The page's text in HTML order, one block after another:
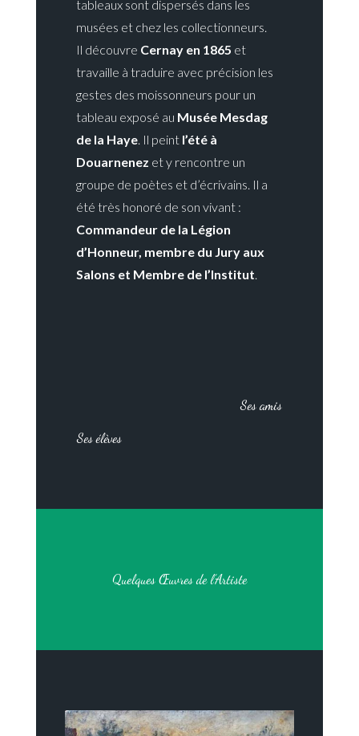
tableaux sont dispersés dans les
musées et chez les collectionneurs.
Il découvre Cernay en 1865 et
travaille à traduire avec précision les
gestes des moissonneurs pour un
tableau exposé au Musée Mesdag
de la Haye. Il peint l’été à
Douarnenez et y rencontre un
groupe de poètes et d’écrivains. Il a
été très honoré de son vivant :
Commandeur de la Légion
d’Honneur, membre du Jury aux
Salons et Membre de l’Institut.
Ses amis
Ses élèves
Quelques Œuvres de l’Artiste